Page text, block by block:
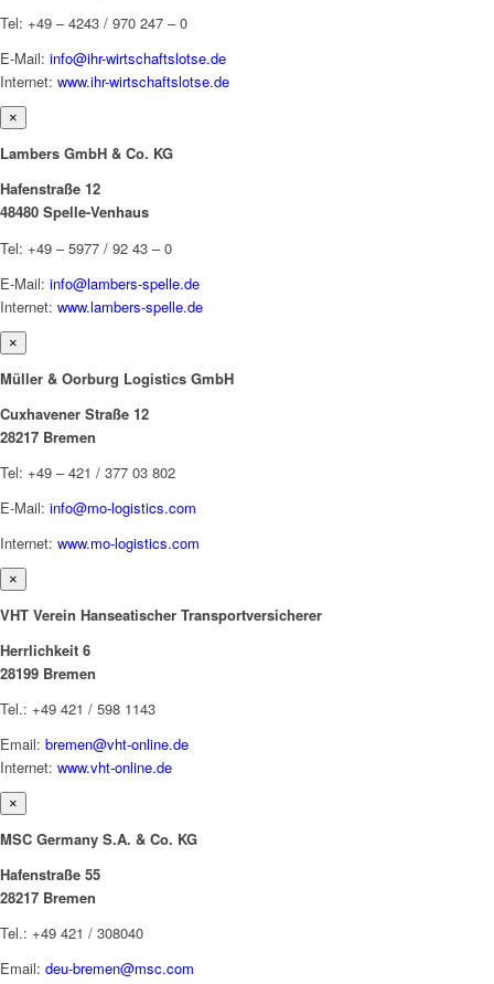
Tel: +49 – 4243 / 970 247 – 0
E-Mail: info@ihr-wirtschaftslotse.de
Internet: www.ihr-wirtschaftslotse.de
×
Lambers GmbH & Co. KG
Hafenstraße 12
48480 Spelle-Venhaus
Tel: +49 – 5977 / 92 43 – 0
E-Mail: info@lambers-spelle.de
Internet: www.lambers-spelle.de
×
Müller & Oorburg Logistics GmbH
Cuxhavener Straße 12
28217 Bremen
Tel: +49 – 421 / 377 03 802
E-Mail: info@mo-logistics.com
Internet: www.mo-logistics.com
×
VHT Verein Hanseatischer Transportversicherer
Herrlichkeit 6
28199 Bremen
Tel.: +49 421 / 598 1143
Email: bremen@vht-online.de
Internet: www.vht-online.de
×
MSC Germany S.A. & Co. KG
Hafenstraße 55
28217 Bremen
Tel.: +49 421 / 308040
Email: deu-bremen@msc.com